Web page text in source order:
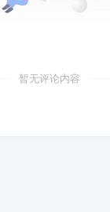
暂无评论内容